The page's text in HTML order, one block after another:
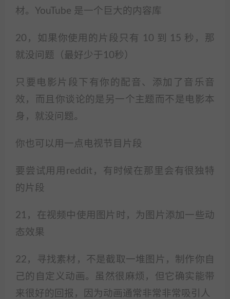
材。YouTube 是一个巨大的内容库
20，如果你使用的片段只有 10 到 15 秒，那
就没问题（最好少于10秒）
只要电影片段下有你的配音、添加了音乐音
效，而且你谈论的是另一个主题而不是电影本
身，就没问题。
你也可以用一点电视节目片段
要尝试用用reddit，有时候在那里会有很独特
的片段
21，在视频中使用图片时，为图片添加一些动
态效果
22，寻找素材，不是截取一堆图片，制作你自
己的自定义动画。虽然很麻烦，但它确实能带
来很好的回报，因为动画通常非常非常吸引人